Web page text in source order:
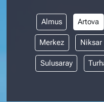
Almus Artova
Merkez Niksar
Sulusaray